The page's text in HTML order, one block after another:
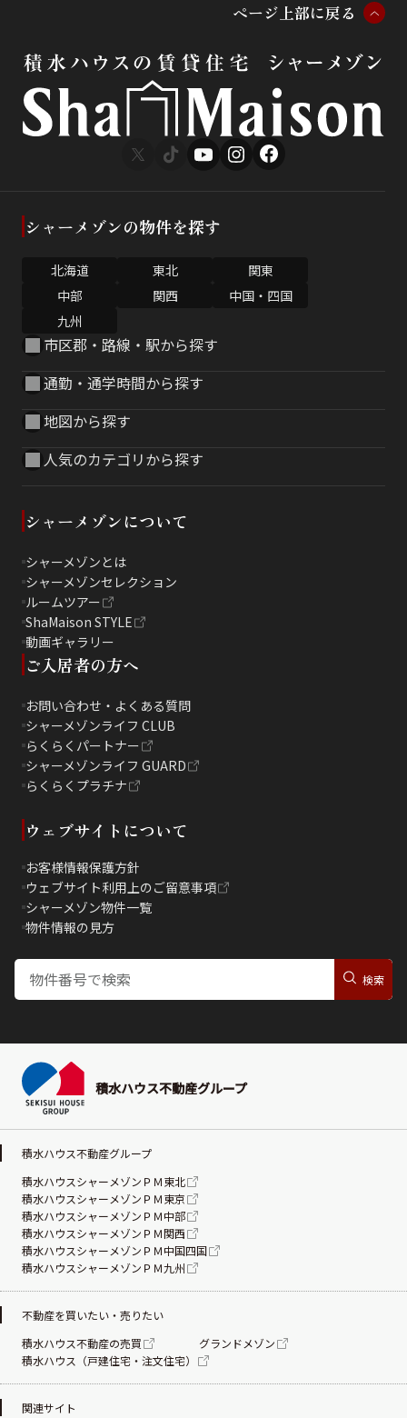
ページ 上部に戻る
シャーメゾンの物件を探す
北海道 東北
関東
中部
関西
中国・四国
九州
市区郡・路線・駅から探す
通勤・通学時間から探す
地図から探す
人気のカテゴリから探す
シャーメゾンについて
シャーメゾンとは
シャーメゾンセレクション
ルームツアー
ShaMaison STYLE
動画ギャラリー
ご入居者の方へ
お問い合わせ・よくある質問
シャーメゾンライフ CLUB
らくらくパートナー
シャーメゾンライフ GUARD
らくらくプラチナ
ウェブサイトについて
お客様情報保護方針
ウェブサイト利用上のご留意事項
シャーメゾン物件一覧
物件情報の見方
積水ハウス不動産グループ
積水ハウス不動産グループ
積水ハウスシャーメゾンＰＭ東北
積水ハウスシャーメゾンＰＭ東京
積水ハウスシャーメゾンＰＭ中部
積水ハウスシャーメゾンＰＭ関西
積水ハウスシャーメゾンＰＭ中国四国
積水ハウスシャーメゾンＰＭ九州
不動産を買いたい・売りたい
積水ハウス不動産の売買
グランドメゾン
積水ハウス（戸建住宅・注文住宅）
関連サイト